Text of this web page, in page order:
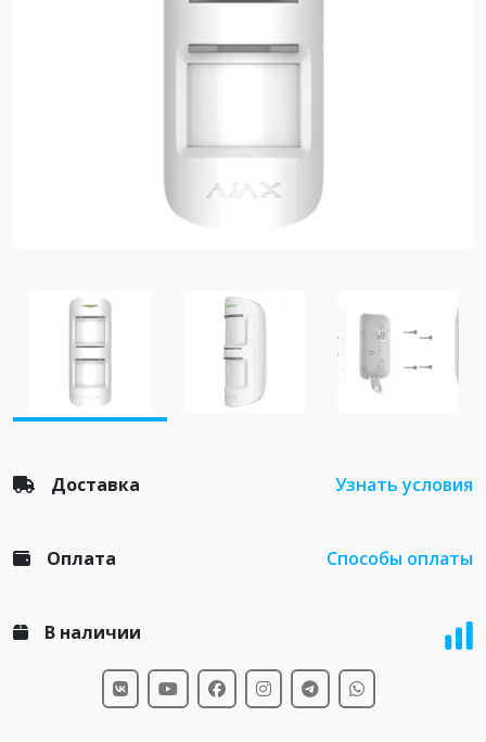
Доставка Узнать условия
Оплата Способы оплаты
В наличии